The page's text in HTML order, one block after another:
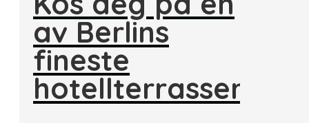
av Berlins
fineste
hotellterrasser